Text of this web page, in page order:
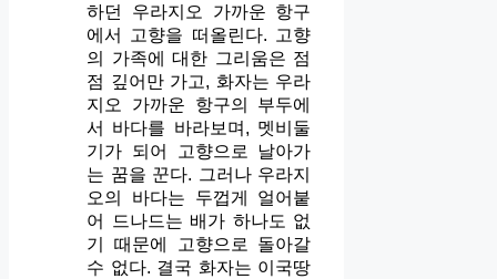
하던 우라지오 가까운 항구
에서 고향을 떠올린다. 고향
의 가족에 대한 그리움은 점
점 깊어만 가고, 화자는 우라
지오 가까운 항구의 부두에
서 바다를 바라보며, 멧비둘
기가 되어 고향으로 날아가
는 꿈을 꾼다. 그러나 우라지
오의 바다는 두껍게 얼어붙
어 드나드는 배가 하나도 없
기 때문에 고향으로 돌아갈
수 없다. 결국 화자는 이국땅